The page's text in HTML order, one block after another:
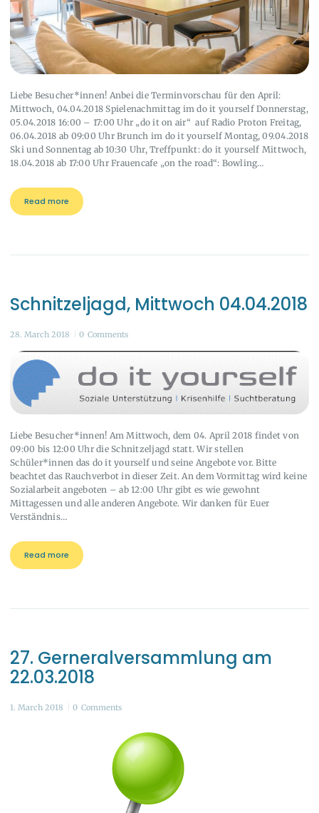
Liebe Besucher*innen! Anbei die Terminvorschau für den April:
Mittwoch, 04.04.2018 Spielenachmittag im do it yourself Donnerstag,
05.04.2018 16:00 – 17:00 Uhr „do it on air“ auf Radio Proton Freitag,
06.04.2018 ab 09:00 Uhr Brunch im do it yourself Montag, 09.04.2018
Ski und Sonnentag ab 10:30 Uhr, Treffpunkt: do it yourself Mittwoch,
18.04.2018 ab 17:00 Uhr Frauencafe „on the road“: Bowling…
Read more
Schnitzeljagd, Mittwoch 04.04.2018
28. March 2018 0 Comments
Liebe Besucher*innen! Am Mittwoch, dem 04. April 2018 findet von
09:00 bis 12:00 Uhr die Schnitzeljagd statt. Wir stellen
Schüler*innen das do it yourself und seine Angebote vor. Bitte
beachtet das Rauchverbot in dieser Zeit. An dem Vormittag wird keine
Sozialarbeit angeboten – ab 12:00 Uhr gibt es wie gewohnt
Mittagessen und alle anderen Angebote. Wir danken für Euer
Verständnis…
Read more
27. Gerneralversammlung am
22.03.2018
1. March 2018 0 Comments